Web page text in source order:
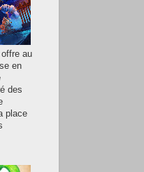
au
en
des
place